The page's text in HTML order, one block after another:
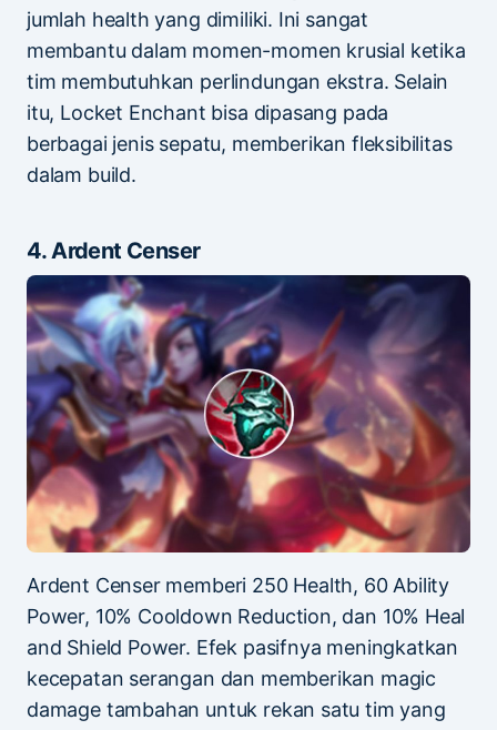
jumlah health yang dimiliki. Ini sangat
membantu dalam momen-momen krusial ketika
tim membutuhkan perlindungan ekstra. Selain
itu, Locket Enchant bisa dipasang pada
berbagai jenis sepatu, memberikan fleksibilitas
dalam build.
4. Ardent Censer
Ardent Censer memberi 250 Health, 60 Ability
Power, 10% Cooldown Reduction, dan 10% Heal
and Shield Power. Efek pasifnya meningkatkan
kecepatan serangan dan memberikan magic
damage tambahan untuk rekan satu tim yang